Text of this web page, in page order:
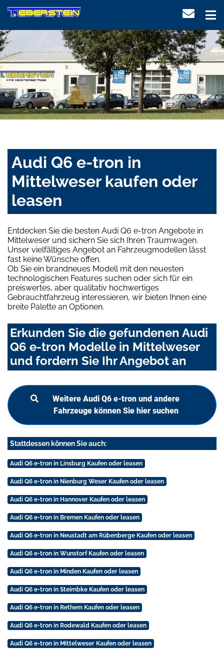
Audi Q6 e-tron in
Mittelweser kaufen oder
leasen
Entdecken Sie die besten Audi Q6 e-tron Angebote in
Mittelweser und sichern Sie sich Ihren Traumwagen.
Unser vielfältiges Angebot an Fahrzeugmodellen lässt
fast keine Wünsche offen.
Ob Sie ein brandneues Modell mit den neuesten
technologischen Features suchen oder sich für ein
preiswertes, aber qualitativ hochwertiges
Gebrauchtfahrzeug interessieren, wir bieten Ihnen eine
breite Palette an Optionen.
Erkunden Sie die gefundenen Audi
Q6 e-tron Modelle in Mittelweser
und fordern Sie Ihr Angebot an
Weitere Audi Q6 e-tron und andere
Fahrzeuge können Sie hier suchen
Stattdessen können Sie auch:
Audi Q6 e-tron in Linsburg Kaufen oder leasen
Audi Q6 e-tron in Nienburg Weser Kaufen oder leasen
Audi Q6 e-tron in Hannover Kaufen oder leasen
Audi Q6 e-tron in Bremen Kaufen oder leasen
Audi Q6 e-tron in Neustadt am Rübenberge Kaufen oder leasen
Audi Q6 e-tron in Wunstorf Kaufen oder leasen
Audi Q6 e-tron in Minden Kaufen oder leasen
Audi Q6 e-tron in Steimbke Kaufen oder leasen
Audi Q6 e-tron in Rethem Kaufen oder leasen
Audi Q6 e-tron in Rodewald Kaufen oder leasen
Audi Q6 e-tron in Mittelweser Kaufen oder leasen